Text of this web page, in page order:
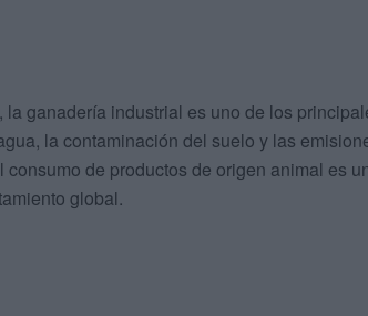
ganadería industrial es uno de los
la contaminación del suelo y las
consumo de productos de origen animal es
global.